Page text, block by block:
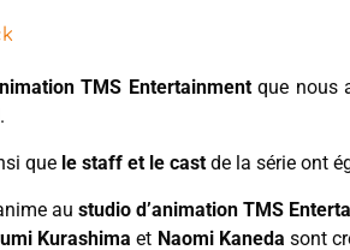
TMS Entertainmentque nous
.
que le staff et le cast de la série ont
austudio d’animation TMS
Kurashima et Naomi Kaneda sont